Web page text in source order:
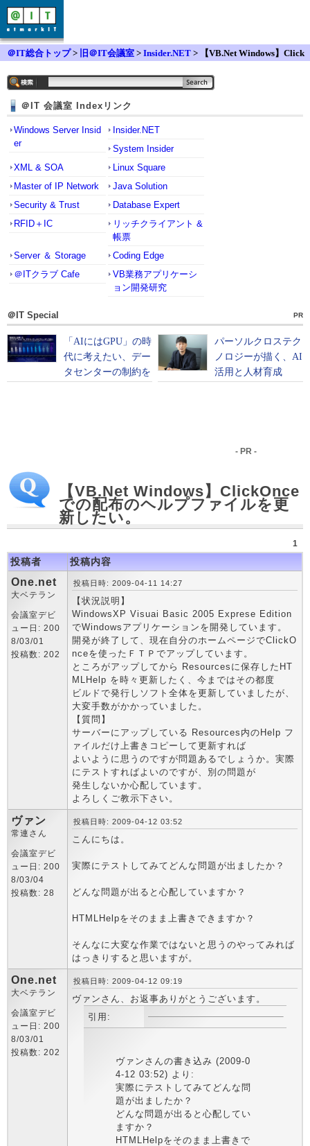
＠IT総合トップ> 旧＠IT会議室 > Insider.NET > 【VB.Net Windows】Click
＠IT 会議室 Indexリンク
Windows Server Insid
er
Insider.NET
System Insider
XML & SOA
Linux Square
Master of IP Network
Java Solution
Security & Trust
Database Expert
RFID＋IC
リッチクライアント &
帳票
Server ＆ Storage
Coding Edge
＠ITクラブ Cafe
VB業務アプリケーシ
ョン開発研究
＠IT Special PR
- PR -
【VB.Net Windows】ClickOnce
での配布のヘルプファイルを更
新したい。
1
投稿者 投稿内容
One.net
大ベテラン
会議室デビ
ュー日: 200
8/03/01
投稿数: 202
投稿日時: 2009-04-11 14:27
【状況説明】
WindowsXP Visuai Basic 2005 Exprese Edition
でWindowsアプリケーションを開発しています。
開発が終了して、現在自分のホームページでClickO
nceを使ったＦＴＰでアップしています。
ところがアップしてから Resourcesに保存したHT
MLHelp を時々更新したく、今まではその都度
ビルドで発行しソフト全体を更新していましたが、
大変手数がかかっていました。
【質問】
サーバーにアップしている Resources内のHelp フ
ァイルだけ上書きコピーして更新すれば
よいように思うのですが問題あるでしょうか。実際
にテストすればよいのですが、別の問題が
発生しないか心配しています。
よろしくご教示下さい。
ヴァン
常連さん
会議室デビ
ュー日: 200
8/03/04
投稿数: 28
投稿日時: 2009-04-12 03:52
こんにちは。
実際にテストしてみてどんな問題が出ましたか？
どんな問題が出ると心配していますか？
HTMLHelpをそのまま上書きできますか？
そんなに大変な作業ではないと思うのやってみれば
はっきりすると思いますが。
One.net
大ベテラン
会議室デビ
ュー日: 200
8/03/01
投稿数: 202
投稿日時: 2009-04-12 09:19
ヴァンさん、お返事ありがとうございます。
引用:
ヴァンさんの書き込み (2009-0
4-12 03:52) より:
実際にテストしてみてどんな問
題が出ましたか？
どんな問題が出ると心配してい
ますか？
HTMLHelpをそのまま上書きで